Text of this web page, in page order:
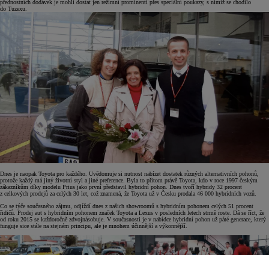
přednostních dodávek je mohli dostat jen režimní prominenti přes speciální poukazy, s nimiž se chodilo
do Tuzexu.
Dnes je naopak Toyota pro každého. Uvědomuje si nutnost nabízet dostatek různých alternativních pohonů,
protože každý má jiný životní styl a jiné preference. Byla to přitom právě Toyota, kdo v roce 1997 českým
zákazníkům díky modelu Prius jako první představil hybridní pohon. Dnes tvoří hybridy 32 procent
z celkových prodejů za celých 30 let, což znamená, že Toyota už v Česku prodala 46 000 hybridních vozů.
Co se týče současného zájmu, odjíždí dnes z našich showroomů s hybridním pohonem celých 51 procent
řidičů. Prodej aut s hybridním pohonem značek Toyota a Lexus v posledních letech strmě roste. Dá se říct, že
od roku 2015 se každoročně zdvojnásobuje. V současnosti je v nabídce hybridní pohon už páté generace, který
funguje sice stále na stejném principu, ale je mnohem účinnější a výkonnější.